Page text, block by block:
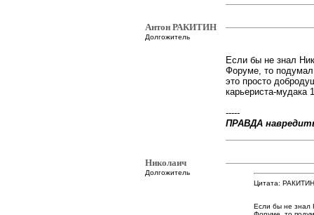
Антон РАКИТИН
Долгожитель
Если бы не знал
Форуме, то подумал
это просто
карьериста-мудака
-----
ПРАВДА
Николаич
Долгожитель
Цитата:
Если бы не знал